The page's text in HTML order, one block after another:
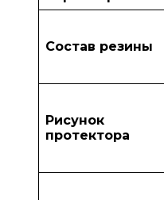
Состав резины
Рисунок
протектора